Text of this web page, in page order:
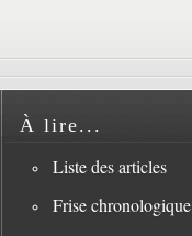
À lire...
Liste des articles
Frise chronologique